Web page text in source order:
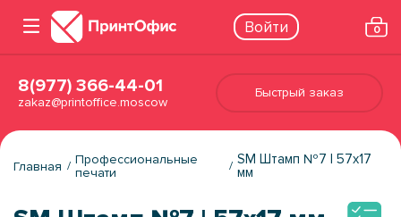
Войти 0
8(977) 366-44-01
zakaz@printoffice.moscow
Быстрый заказ
Главная
Профессиональные
печати
SM Штамп №7 | 57х17
мм